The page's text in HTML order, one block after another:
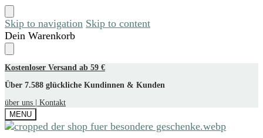
Skip to navigation Skip to content
Dein Warenkorb
Kostenloser Versand ab 59 €
Über 7.588 glückliche Kundinnen & Kunden
über uns |
Kontakt
MENU